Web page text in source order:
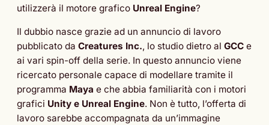
utilizzerà il motore grafico Unreal Engine?
Il dubbio nasce grazie ad un annuncio di lavoro
pubblicato da Creatures Inc., lo studio dietro al GCC e
ai vari spin-off della serie. In questo annuncio viene
ricercato personale capace di modellare tramite il
programma Maya e che abbia familiarità con i motori
grafici Unity e Unreal Engine. Non è tutto, l’offerta di
lavoro sarebbe accompagnata da un’immagine